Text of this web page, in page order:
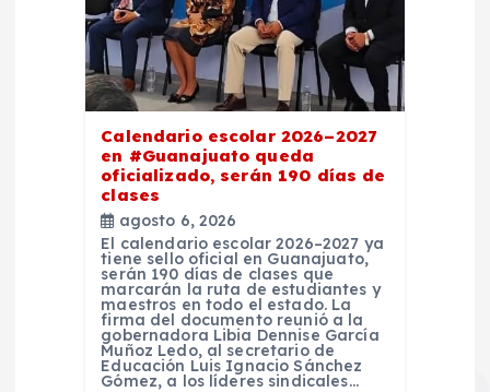
Calendario escolar 2026–2027
en #Guanajuato queda
oficializado, serán 190 días de
clases
agosto 6, 2026
El calendario escolar 2026–2027 ya
tiene sello oficial en Guanajuato,
serán 190 días de clases que
marcarán la ruta de estudiantes y
maestros en todo el estado. La
firma del documento reunió a la
gobernadora Libia Dennise García
Muñoz Ledo, al secretario de
Educación Luis Ignacio Sánchez
Gómez, a los líderes sindicales…